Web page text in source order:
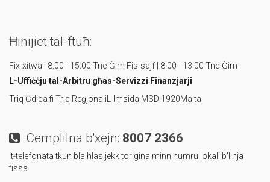
Ħinijiet tal-ftuħ:
Fix-xitwa | 8:00 - 15:00 Tne-Ġim Fis-sajf | 8:00 - 13:00 Tne-Ġim
L-Uffiċċju tal-Arbitru għas-Servizzi Finanzjarji
Triq Ġdida fi Triq Reġjonali L-Imsida MSD 1920Malta
Cemplilna b'xejn: 8007 2366
it-telefonata tkun bla hlas jekk torigina minn numru lokali b'linja
fissa